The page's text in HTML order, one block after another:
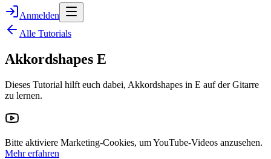
Anmelden
Alle Tutorials
Akkordshapes E
Dieses Tutorial hilft euch dabei, Akkordshapes in E auf der Gitarre
zu lernen.
Bitte aktiviere Marketing-Cookies, um YouTube-Videos anzusehen.
Mehr erfahren